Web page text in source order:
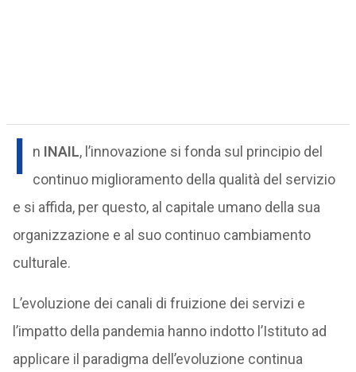
I n INAIL, l’innovazione si fonda sul principio del
continuo miglioramento della qualità del servizio
e si affida, per questo, al capitale umano della sua
organizzazione e al suo continuo cambiamento
culturale.
L’evoluzione dei canali di fruizione dei servizi e
l’impatto della pandemia hanno indotto l’Istituto ad
applicare il paradigma dell’evoluzione continua